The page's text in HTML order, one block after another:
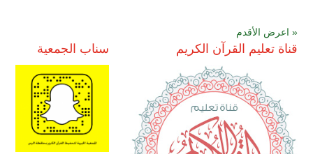
« اعرض الأقدم
قناة تعليم القرآن الكريم سناب الجمعية